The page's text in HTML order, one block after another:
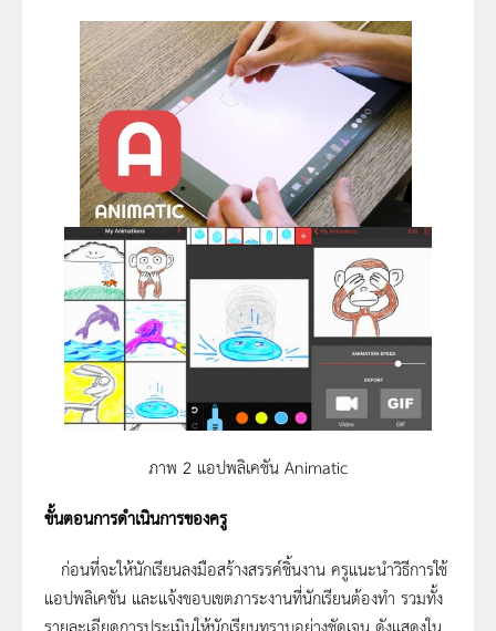
ภาพ 2 แอปพลิเคชัน Animatic
ขั้นตอนการดำเนินการของครู
ก่อนที่จะให้นักเรียนลงมือสร้างสรรค์ชิ้นงาน ครูแนะนำวิธีการใช้
แอปพลิเคชัน และแจ้งขอบเขตภาระงานที่นักเรียนต้องทำ รวมทั้ง